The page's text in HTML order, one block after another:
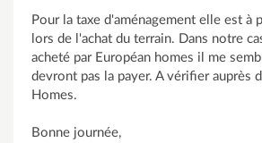
Pour la taxe d'aménagement elle est à
lors de l'achat du terrain. Dans notre
acheté par Européan homes il me
devront pas la payer. A vérifier auprès
Homes.
Bonne journée,